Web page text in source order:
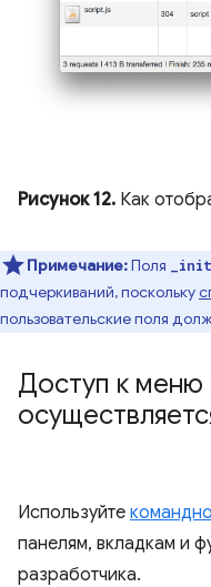
Рисунок 12. Как
Примечание:Поля
подчеркиваний, поскольку
пользовательские поля
Доступ к меню
Используйте
панелям, вкладкам и
разработчика.